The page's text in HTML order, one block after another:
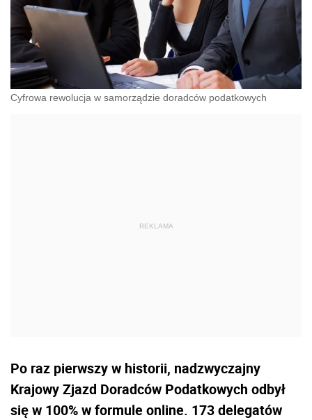
Cyfrowa rewolucja w samorządzie doradców podatkowych
Po raz pierwszy w historii, nadzwyczajny
Krajowy Zjazd Doradców Podatkowych odbył
się w 100% w formule online. 173 delegatów